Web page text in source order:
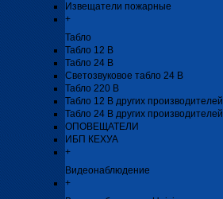
Извещатели пожарные
+
Табло
Табло 12 В
Табло 24 В
Светозвуковое табло 24 В
Табло 220 В
Табло 12 В других производителей
Табло 24 В других производителей
ОПОВЕЩАТЕЛИ
ИБП КЕХУА
+
Видеонаблюдение
+